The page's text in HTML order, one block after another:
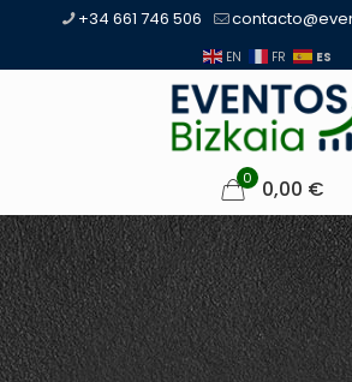
+34 661 746 506
EN FR ES
0 0,00 €